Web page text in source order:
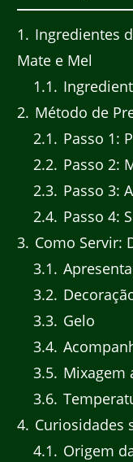
1
Ingredientes
Mate e Mel
1.1
2 Método de
2.1
Passo 1:
2.2 Passo 2:
2.3 Passo 3:
2.4 Passo 4:
3 Como Servir:
3.1
3.2
3.3 Gelo
3.4
3.5 Mixagem
3.6
4 Curiosidades
4.1
Origem